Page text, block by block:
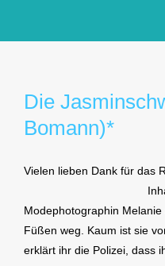
Über mich
Die
Bomann)*
Vielen lieben Dank für das
Inhalt: ©
Modephotographin
Füßen weg. Kaum ist sie
erklärt ihr die Polizei, dass